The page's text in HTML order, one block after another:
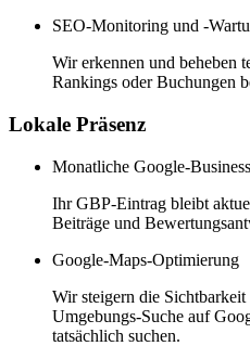
SEO-Monitoring und -
Wir erkennen und beheben
Rankings oder Buchungen
Lokale Präsenz
Monatliche Google-
Ihr GBP-Eintrag bleibt
Beiträge und
Google-Maps-Optimierung
Wir steigern die
Umgebungs-Suche auf
tatsächlich suchen.